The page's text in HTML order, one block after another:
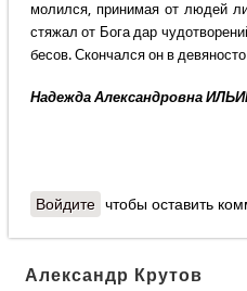
молился, принимая от людей
стяжал от Бога дар
бесов. Скончался он в
Надежда Александровна
Войдите чтобы оставить
Александр Крутов